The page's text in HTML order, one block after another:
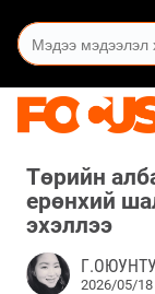
Төрийн
ерөнхий
эхэллээ
2026/05/18